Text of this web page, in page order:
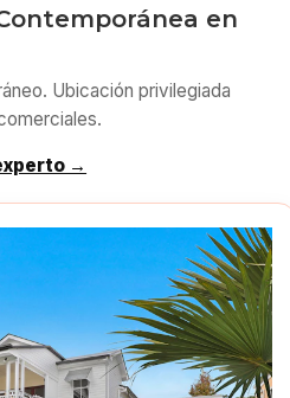
en
Ubicación privilegiada
→